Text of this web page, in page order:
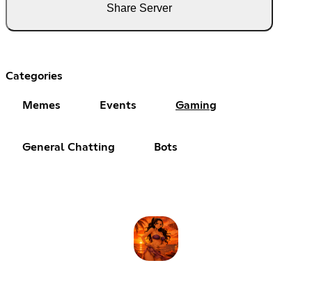
Share Server
Categories
Memes Events Gaming
General Chatting Bots